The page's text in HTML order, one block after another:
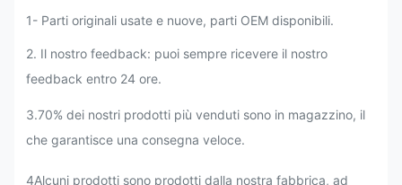
1- Parti originali usate e nuove, parti OEM disponibili.
2. Il nostro feedback: puoi sempre ricevere il nostro
feedback entro 24 ore.
3.70% dei nostri prodotti più venduti sono in magazzino, il
che garantisce una consegna veloce.
4Alcuni prodotti sono prodotti dalla nostra fabbrica, ad